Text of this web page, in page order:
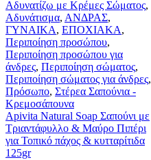
Αδυνατίζω με Κρέμες Σώματος,
Αδυνάτισμα, ΑΝΔΡΑΣ,
ΓΥΝΑΙΚΑ, ΕΠΟΧΙΑΚΑ,
Περιποίηση προσώπου,
Περιποίηση προσώπου για
άνδρες, Περιποίηση σώματος,
Περιποίηση σώματος για άνδρες,
Πρόσωπο, Στέρεα Σαπούνια -
Κρεμοσάπουνα
Apivita Natural Soap Σαπούνι με
Τριαντάφυλλο & Μαύρο Πιπέρι
για Τοπικό πάχος & κυτταρίτιδα
125gr